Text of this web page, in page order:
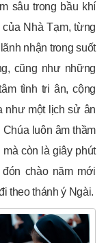
sâu trong bầu khí
Nhà Tạm, từng
nhận trong suốt
cũng như những
tình tri ân, cộng
như một lịch sử ân
luôn âm thầm
còn là giây phút
chào năm mới
theo thánh ý Ngài.